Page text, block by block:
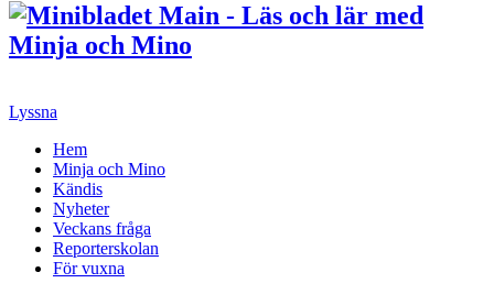
Lyssna
Hem
Minja och Mino
Kändis
Nyheter
Veckans fråga
Reporterskolan
För vuxna